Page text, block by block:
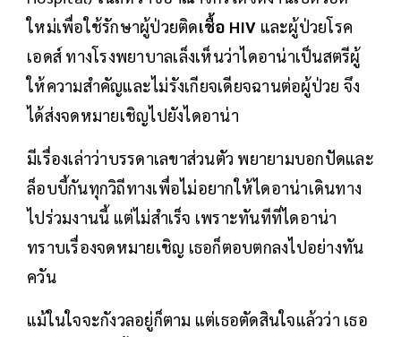
ใหม่เพื่อใช้รักษาผู้ป่วยติดเชื้อ HIV และผู้ป่วยโรค
เอดส์ ทางโรงพยาบาลเล็งเห็นว่าไดอาน่าเป็นสตรีผู้
ให้ความสำคัญและไม่รังเกียจเดียจฉานต่อผู้ป่วย จึง
ได้ส่งจดหมายเชิญไปยังไดอาน่า
มีเรื่องเล่าว่าบรรดาเลขาส่วนตัว พยายามบอกปัดและ
ล็อบบี้กันทุกวิถีทางเพื่อไม่อยากให้ไดอาน่าเดินทาง
ไปร่วมงานนี้ แต่ไม่สำเร็จ เพราะทันทีที่ไดอาน่า
ทราบเรื่องจดหมายเชิญ เธอก็ตอบตกลงไปอย่างทัน
ควัน
แม้ในใจจะกังวลอยู่ก็ตาม แต่เธอตัดสินใจแล้วว่า เธอ